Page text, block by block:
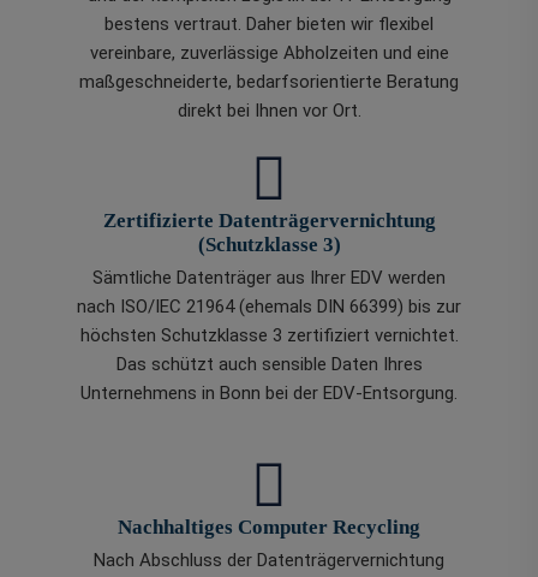
bestens vertraut. Daher bieten wir flexibel
vereinbare, zuverlässige Abholzeiten und eine
maßgeschneiderte, bedarfsorientierte Beratung
direkt bei Ihnen vor Ort.
Zertifizierte Datenträgervernichtung
(Schutzklasse 3)
Sämtliche Datenträger aus Ihrer EDV werden
nach ISO/IEC 21964 (ehemals DIN 66399) bis zur
höchsten Schutzklasse 3 zertifiziert vernichtet.
Das schützt auch sensible Daten Ihres
Unternehmens in Bonn bei der EDV-Entsorgung.
Nachhaltiges Computer Recycling
Nach Abschluss der Datenträgervernichtung